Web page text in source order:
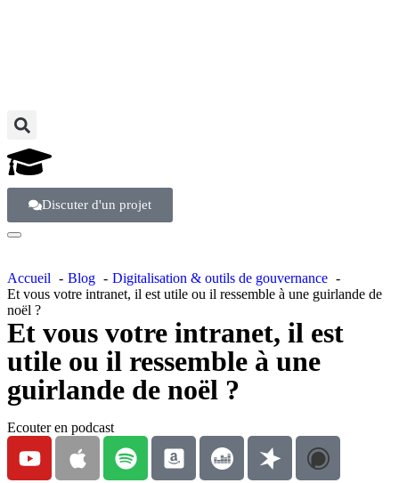
Discuter d'un projet
Accueil Blog
Digitalisation & outils de gouvernance
Et vous votre intranet, il est utile ou il ressemble à une guirlande de
noël ?
Et vous votre intranet, il est
utile ou il ressemble à une
guirlande de noël ?
Ecouter en podcast